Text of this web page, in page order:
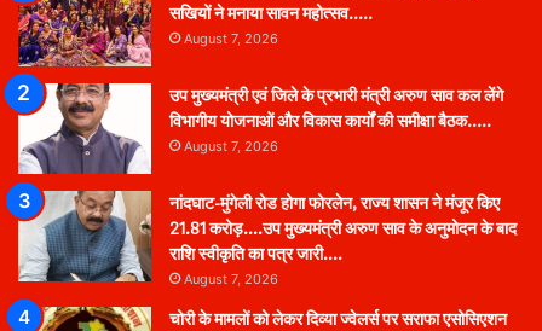
सखियों ने मनाया सावन महोत्सव…..
August 7, 2026
उप मुख्यमंत्री एवं जिले के प्रभारी मंत्री अरुण साव कल लेंगे
विभागीय योजनाओं और विकास कार्यों की समीक्षा बैठक…..
August 7, 2026
नांदघाट-मुंगेली रोड होगा फोरलेन, राज्य शासन ने मंजूर किए
21.81 करोड़….उप मुख्यमंत्री अरुण साव के अनुमोदन के बाद
राशि स्वीकृति का पत्र जारी….
August 7, 2026
चोरी के मामलों को लेकर दिव्या ज्वेलर्स पर सराफा एसोसिएशन